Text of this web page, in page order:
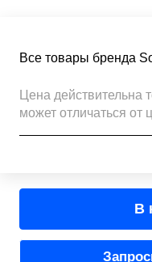
Все товары бренда
Цена действительна
может отличаться от
В